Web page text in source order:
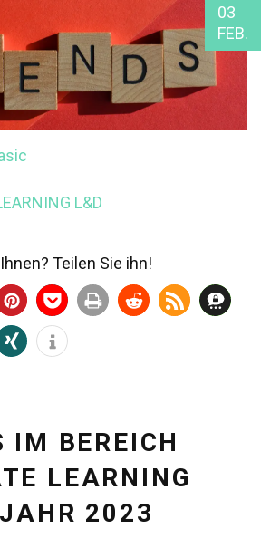
03
FEB.
L&D
Teilen Sie ihn!
IM BEREICH
LEARNING
2023